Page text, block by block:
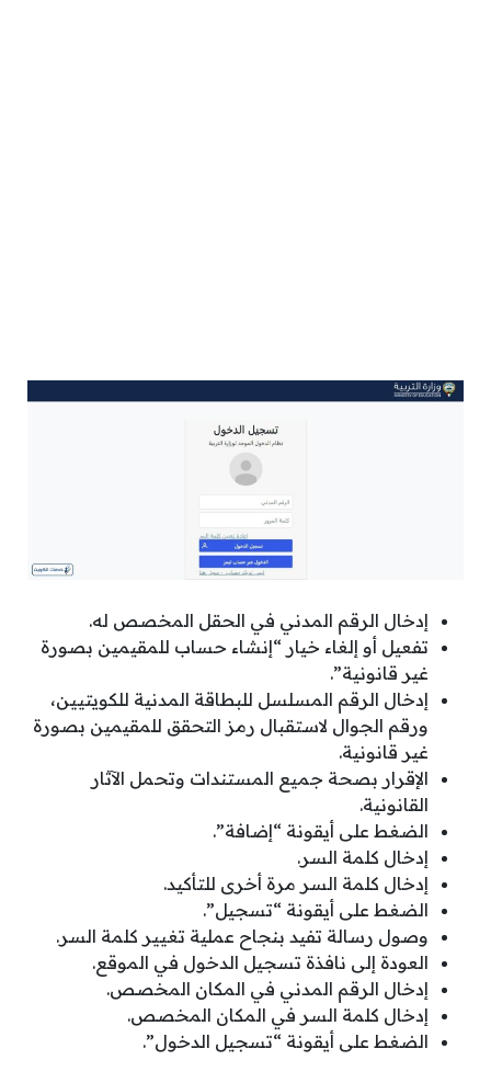
إدخال الرقم المدني في الحقل المخصص له.
تفعيل أو إلغاء خيار “إنشاء حساب للمقيمين بصورة
غير قانونية”.
إدخال الرقم المسلسل للبطاقة المدنية للكويتيين،
ورقم الجوال لاستقبال رمز التحقق للمقيمين بصورة
غير قانونية.
الإقرار بصحة جميع المستندات وتحمل الآثار
القانونية.
الضغط على أيقونة “إضافة”.
إدخال كلمة السر.
إدخال كلمة السر مرة أخرى للتأكيد.
الضغط على أيقونة “تسجيل”.
وصول رسالة تفيد بنجاح عملية تغيير كلمة السر.
العودة إلى نافذة تسجيل الدخول في الموقع.
إدخال الرقم المدني في المكان المخصص.
إدخال كلمة السر في المكان المخصص.
الضغط على أيقونة “تسجيل الدخول”.